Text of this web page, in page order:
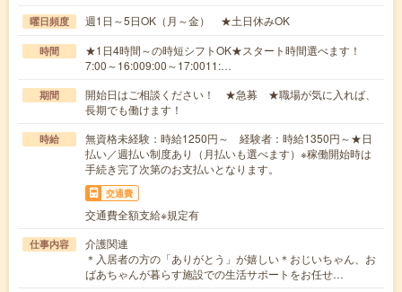
曜日頻度 週1日～5日OK（月～金） ★土日休みOK
時間
★1日4時間～の時短シフトOK★スタート時間選べます！
7:00～16:009:00～17:0011:…
期間
開始日はご相談ください！ ★急募 ★職場が気に入れば、
長期でも働けます！
時給
無資格未経験：時給1250円～ 経験者：時給1350円～★日
払い／週払い制度あり（月払いも選べます）※稼働開始時は
手続き完了次第のお支払いとなります。
交通費
交通費全額支給※規定有
仕事内容
介護関連
＊入居者の方の「ありがとう」が嬉しい＊おじいちゃん、お
ばあちゃんが暮らす施設での生活サポートをお任せ…